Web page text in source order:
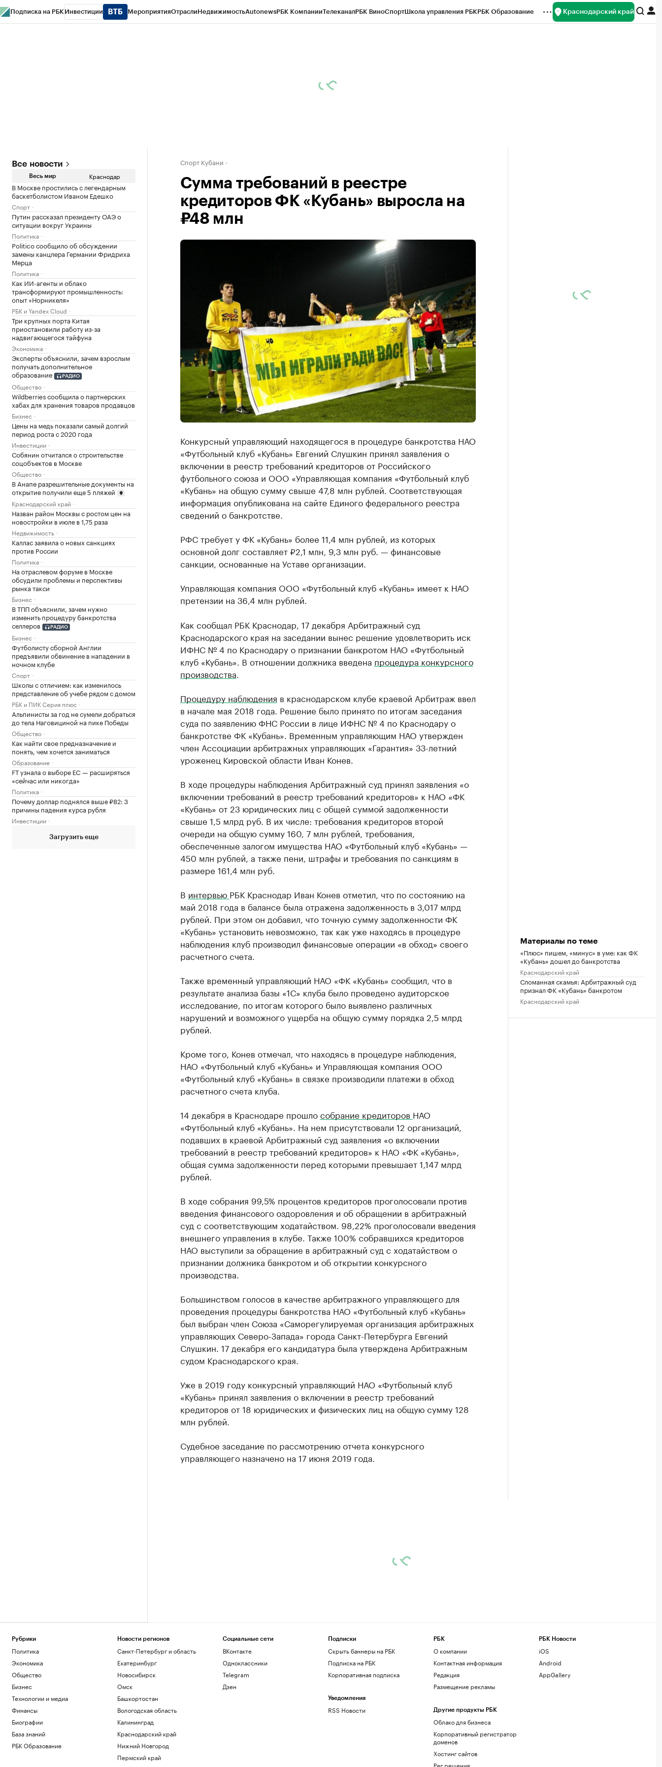
Подписка на РБК Инвестиции МероприятияОтраслиНедвижимостьAutonewsРБК КомпанииТелеканалРБК ВиноСпортШкола управления РБКРБК Образование Краснодарский край
Все новости
Весь мир Краснодар
В Москве простились с легендарным
баскетболистом Иваном Едешко
Спорт
Путин рассказал президенту ОАЭ о
ситуации вокруг Украины
Политика
Politico сообщило об обсуждении
замены канцлера Германии Фридриха
Мерца
Политика
Как ИИ-агенты и облако
трансформируют промышленность:
опыт «Норникеля»
РБК и Yandex Cloud
Три крупных порта Китая
приостановили работу из-за
надвигающегося тайфуна
Экономика
Эксперты объяснили, зачем взрослым
получать дополнительное
образование
РАДИО
Общество
Wildberries сообщила о партнерских
хабах для хранения товаров продавцов
Бизнес
Цены на медь показали самый долгий
период роста с 2020 года
Инвестиции
Собянин отчитался о строительстве
соцобъектов в Москве
Общество
В Анапе разрешительные документы на
открытие получили еще 5 пляжей
Краснодарский край
Назван район Москвы с ростом цен на
новостройки в июле в 1,75 раза
Недвижимость
Каллас заявила о новых санкциях
против России
Политика
На отраслевом форуме в Москве
обсудили проблемы и перспективы
рынка такси
Бизнес
В ТПП объяснили, зачем нужно
изменить процедуру банкротства
селлеров
РАДИО
Бизнес
Футболисту сборной Англии
предъявили обвинение в нападении в
ночном клубе
Спорт
Школы с отличием: как изменилось
представление об учебе рядом с домом
РБК и ПИК Серия плюс
Альпинисты за год не сумели добраться
до тела Наговициной на пике Победы
Общество
Как найти свое предназначение и
понять, чем хочется заниматься
Образование
FT узнала о выборе ЕС — расширяться
«сейчас или никогда»
Политика
Почему доллар поднялся выше ₽82: 3
причины падения курса рубля
Инвестиции
Загрузить еще
Спорт Кубани
Сумма требований в реестре
кредиторов ФК «Кубань» выросла на
₽48 млн
Конкурсный управляющий находящегося в процедуре банкротства НАО
«Футбольный клуб «Кубань» Евгений Слушкин принял заявления о
включении в реестр требований кредиторов от Российского
футбольного союза и ООО «Управляющая компания «Футбольный клуб
«Кубань» на общую сумму свыше 47,8 млн рублей. Соответствующая
информация опубликована на сайте Единого федерального реестра
сведений о банкротстве.
РФС требует у ФК «Кубань» более 11,4 млн рублей, из которых
основной долг составляет ₽2,1 млн, 9,3 млн руб. — финансовые
санкции, основанные на Уставе организации.
Управляющая компания ООО «Футбольный клуб «Кубань» имеет к НАО
претензии на 36,4 млн рублей.
Как сообщал РБК Краснодар, 17 декабря Арбитражный суд
Краснодарского края на заседании вынес решение удовлетворить иск
ИФНС № 4 по Краснодару о признании банкротом НАО «Футбольный
клуб «Кубань». В отношении должника введена процедура конкурсного
производства
Процедуру наблюдения в краснодарском клубе краевой Арбитраж ввел
в начале мая 2018 года. Решение было принято по итогам заседания
суда по заявлению ФНС России в лице ИФНС № 4 по Краснодару о
банкротстве ФК «Кубань». Временным управляющим НАО утвержден
член Ассоциации арбитражных управляющих «Гарантия» 33-летний
уроженец Кировской области Иван Конев.
В ходе процедуры наблюдения Арбитражный суд принял заявления «о
включении требований в реестр требований кредиторов» к НАО «ФК
«Кубань» от 23 юридических лиц с общей суммой задолженности
свыше 1,5 млрд руб. В их числе: требования кредиторов второй
очереди на общую сумму 160, 7 млн рублей, требования,
обеспеченные залогом имущества НАО «Футбольный клуб «Кубань» —
450 млн рублей, а также пени, штрафы и требования по санкциям в
размере 161,4 млн руб.
В интервью РБК Краснодар Иван Конев отметил, что по состоянию на
май 2018 года в балансе была отражена задолженность в 3,017 млрд
рублей. При этом он добавил, что точную сумму задолженности ФК
«Кубань» установить невозможно, так как уже находясь в процедуре
наблюдения клуб производил финансовые операции «в обход» своего
расчетного счета.
Также временный управляющий НАО «ФК «Кубань» сообщил, что в
результате анализа базы «1С» клуба было проведено аудиторское
исследование, по итогам которого было выявлено различных
нарушений и возможного ущерба на общую сумму порядка 2,5 млрд
рублей.
Кроме того, Конев отмечал, что находясь в процедуре наблюдения,
НАО «Футбольный клуб «Кубань» и Управляющая компания ООО
«Футбольный клуб «Кубань» в связке производили платежи в обход
расчетного счета клуба.
14 декабря в Краснодаре прошлособрание кредиторов НАО
«Футбольный клуб «Кубань». На нем присутствовали 12 организаций,
подавших в краевой Арбитражный суд заявления «о включении
требований в реестр требований кредиторов» к НАО «ФК «Кубань»,
общая сумма задолженности перед которыми превышает 1,147 млрд
рублей.
В ходе собрания 99,5% процентов кредиторов проголосовали против
введения финансового оздоровления и об обращении в арбитражный
суд с соответствующим ходатайством. 98,22% проголосовали введения
внешнего управления в клубе. Также 100% собравшихся кредиторов
НАО выступили за обращение в арбитражный суд с ходатайством о
признании должника банкротом и об открытии конкурсного
производства.
Большинством голосов в качестве арбитражного управляющего для
проведения процедуры банкротства НАО «Футбольный клуб «Кубань»
был выбран член Союза «Саморегулируемая организация арбитражных
управляющих Северо-Запада» города Санкт-Петербурга Евгений
Слушкин. 17 декабря его кандидатура была утверждена Арбитражным
судом Краснодарского края.
Уже в 2019 году конкурсный управляющий НАО «Футбольный клуб
«Кубань» принял заявления о включении в реестр требований
кредиторов от 18 юридических и физических лиц на общую сумму 128
млн рублей.
Судебное заседание по рассмотрению отчета конкурсного
управляющего назначено на 17 июня 2019 года.
Материалы по теме
«Плюс» пишем, «минус» в уме: как ФК
«Кубань» дошел до банкротства
Краснодарский край
Сломанная скамья: Арбитражный суд
признал ФК «Кубань» банкротом
Краснодарский край
Рубрики
Политика
Экономика
Общество
Бизнес
Технологии и медиа
Финансы
Биографии
База знаний
РБК Образование
Новости регионов
Санкт-Петербург и область
Екатеринбург
Новосибирск
Омск
Башкортостан
Вологодская область
Калининград
Краснодарский край
Нижний Новгород
Пермский край
Социальные сети
ВКонтакте
Одноклассники
Telegram
Дзен
Подписки
Скрыть баннеры на РБК
Подписка на РБК
Корпоративная подписка
Уведомления
RSS Новости
РБК
О компании
Контактная информация
Редакция
Размещение рекламы
Другие продукты РБК
Облако для бизнеса
Корпоративный регистратор
доменов
Хостинг сайтов
Рег.решения
РБК Новости
iOS
Android
AppGallery